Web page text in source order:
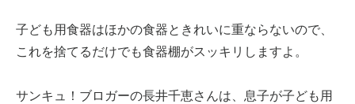
子ども用食器はほかの食器ときれいに重ならないので、
これを捨てるだけでも食器棚がスッキリしますよ。
サンキュ！ブロガーの長井千恵さんは、息子が子ども用